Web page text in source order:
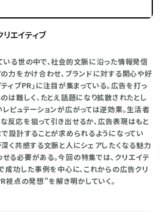
エイティブ
いる世の中で、社会的文脈に沿った情報発信
の力をかけ合わせ、ブランドに対する関心や好
ィブPR」に注目が集まっている。広告を打っ
は難しく、たとえ話題になり拡散されたとし
ピュテーションが広がっては逆効果。生活者
反応を狙って引き出せるか、広告表現はもと
設計することが求められるようになってい
く共感する文脈と人にシェアしたくなる魅力
る必要がある。今回の特集では、クリエイテ
成功した事例を中心に、これからの広告クリ
点の発想”を解き明かしていく。